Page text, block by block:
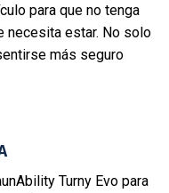
para que no tenga
necesita estar. No solo
más seguro
Turny Evo para